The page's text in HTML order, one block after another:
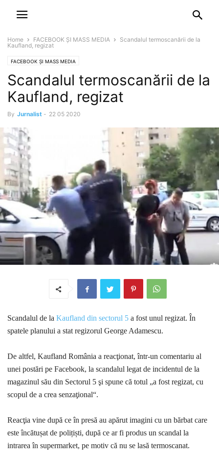
Home FACEBOOK ȘI MASS MEDIA
Scandalul termoscanării de la
Kaufland, regizat
FACEBOOK ȘI MASS MEDIA
Scandalul termoscanării de la
Kaufland, regizat
By Jurnalist - 22 05 2020
Scandalul de la Kaufland din sectorul 5 a fost unul regizat. În
spatele planului a stat regizorul George Adamescu.
De altfel, Kaufland România a reacţionat, într-un comentariu al
unei postări pe Facebook, la scandalul legat de incidentul de la
magazinul său din Sectorul 5 şi spune că totul „a fost regizat, cu
scopul de a crea senzaţional“.
Reacţia vine după ce în presă au apărut imagini cu un bărbat care
este încătușat de polițiști, după ce ar fi produs un scandal la
intrarea în supermarket, pe motiv că nu se lasă termoscanat.